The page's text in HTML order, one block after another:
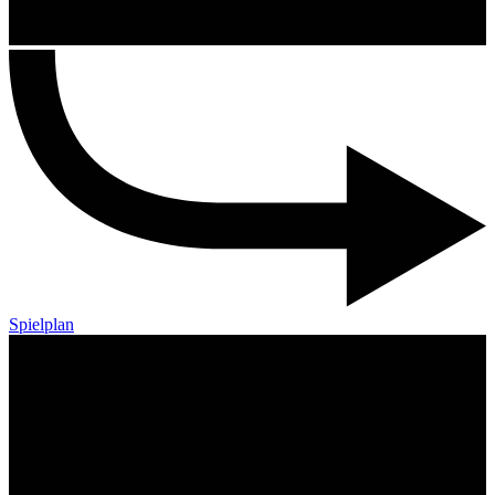
Spielplan